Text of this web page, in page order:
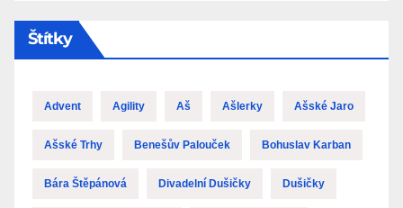
Štítky
Advent Agility Aš Ašlerky Ašské Jaro
Ašské Trhy Benešův Palouček Bohuslav Karban
Bára Štěpánová Divadelní Dušičky Dušičky